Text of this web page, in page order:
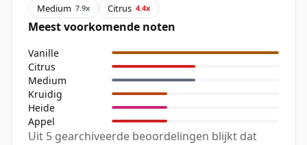
Medium 7.9x Citrus 4.4x
Meest voorkomende noten
Vanille
Citrus
Medium
Kruidig
Heide
Appel
Uit 5 gearchiveerde beoordelingen blijkt dat